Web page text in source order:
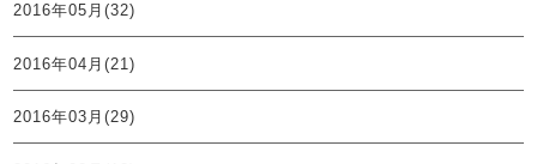
2016年05月(32)
2016年04月(21)
2016年03月(29)